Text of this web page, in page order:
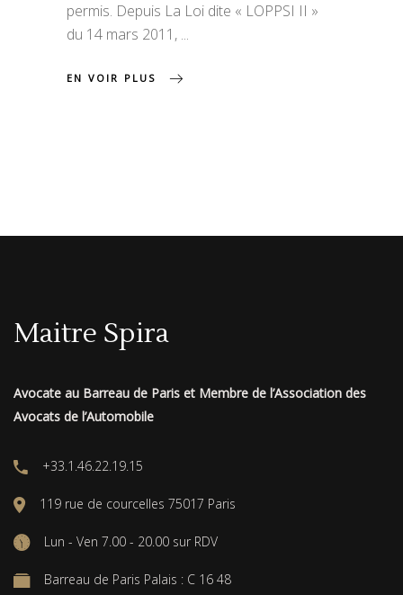
permis. Depuis La Loi dite « LOPPSI II »
du 14 mars 2011,
EN VOIR PLUS
Maitre Spira
Avocate au Barreau de Paris et Membre de l’Association des
Avocats de l’Automobile
+33.1.46.22.19.15
119 rue de courcelles 75017 Paris
Lun - Ven 7.00 - 20.00 sur RDV
Barreau de Paris Palais : C 16 48